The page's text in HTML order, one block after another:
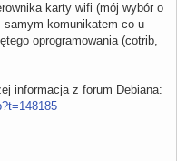
karty wifi (mój wybór o
komunikatem co u
oprogramowania (cotrib,
informacja z forum Debiana: